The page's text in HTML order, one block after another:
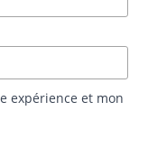
expérience et mon